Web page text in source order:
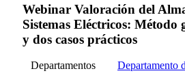
Webinar Valoración del
Sistemas Eléctricos: Método
y dos casos prácticos
Departamentos
Departamento